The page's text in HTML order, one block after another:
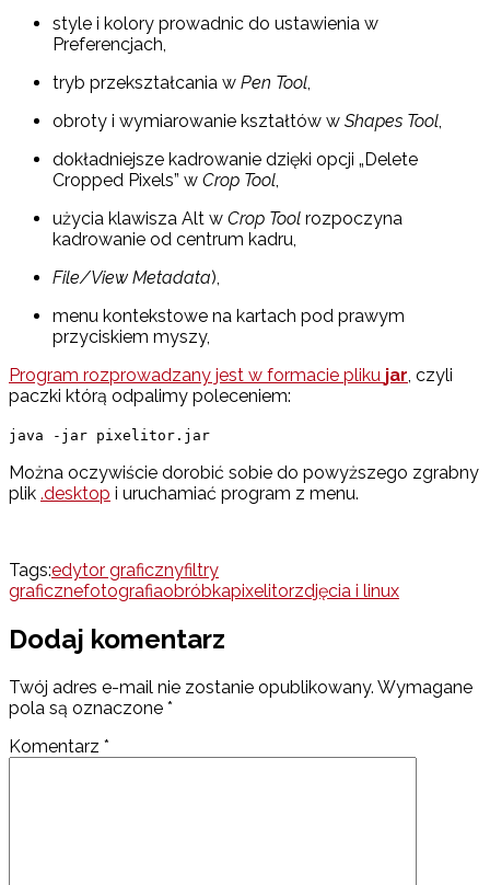
style i kolory prowadnic do ustawienia w
Preferencjach,
tryb przekształcania w Pen Tool,
obroty i wymiarowanie kształtów w Shapes Tool,
dokładniejsze kadrowanie dzięki opcji „Delete
Cropped Pixels” w Crop Tool,
użycia klawisza Alt w Crop Tool rozpoczyna
kadrowanie od centrum kadru,
File/View Metadata),
menu kontekstowe na kartach pod prawym
przyciskiem myszy,
Program rozprowadzany jest w formacie pliku jar, czyli
paczki którą odpalimy poleceniem:
java -jar pixelitor.jar
Można oczywiście dorobić sobie do powyższego zgrabny
plik .desktop i uruchamiać program z menu.
Tags:edytor graficznyfiltry
graficznefotografiaobróbkapixelitorzdjęcia i linux
Dodaj komentarz
Twój adres e-mail nie zostanie opublikowany. Wymagane
pola są oznaczone *
Komentarz *